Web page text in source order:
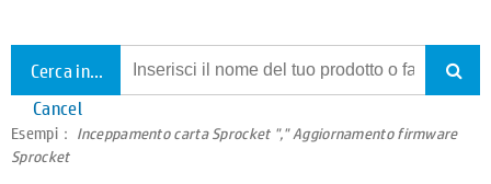
Cerca in tutto il supporto
Cancel
Esempi： Inceppamento carta Sprocket "," Aggiornamento firmware
Sprocket